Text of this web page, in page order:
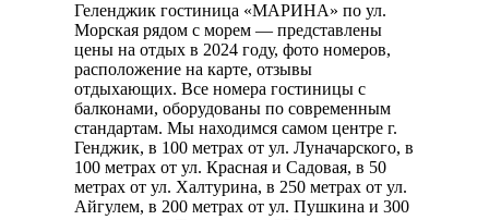
Геленджик гостиница «МАРИНА» по ул.
Морская рядом с морем — представлены
цены на отдых в 2024 году, фото номеров,
расположение на карте, отзывы
отдыхающих. Все номера гостиницы с
балконами, оборудованы по современным
стандартам. Мы находимся самом центре г.
Генджик, в 100 метрах от ул. Луначарского, в
100 метрах от ул. Красная и Садовая, в 50
метрах от ул. Халтурина, в 250 метрах от ул.
Айгулем, в 200 метрах от ул. Пушкина и 300